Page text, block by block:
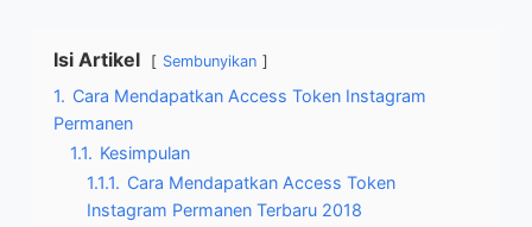
Isi Artikel Sembunyikan
1. Cara Mendapatkan Access Token Instagram
Permanen
1.1. Kesimpulan
1.1.1. Cara Mendapatkan Access Token
Instagram Permanen Terbaru 2018